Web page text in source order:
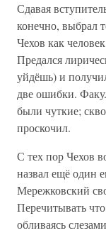
Сдавая
конечно, выбрал
Чехов как
Предался
уйдёшь) и
две ошибки.
были чуткие;
проскочил.
С тех пор Чехов
назвал ещё один
Мережковский
Перечитывать
обливаясь